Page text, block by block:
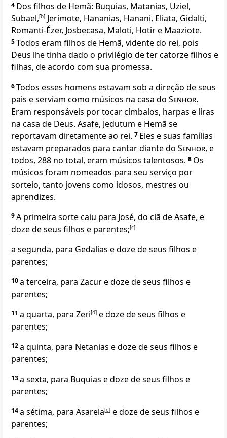
4 Dos filhos de Hemã: Buquias, Matanias, Uziel,
Subael,[b] Jerimote, Hananias, Hanani, Eliata, Gidalti,
Romanti-Ézer, Josbecasa, Maloti, Hotir e Maaziote.
5Todos eram filhos de Hemã, vidente do rei, pois
Deus lhe tinha dado o privilégio de ter catorze filhos e
filhas, de acordo com sua promessa.
6Todos esses homens estavam sob a direção de seus
pais e serviam como músicos na casa do Senhor.
Eram responsáveis por tocar címbalos, harpas e liras
na casa de Deus. Asafe, Jedutum e Hemã se
reportavam diretamente ao rei. 7 Eles e suas famílias
estavam preparados para cantar diante do Senhor, e
todos, 288 no total, eram músicos talentosos. 8 Os
músicos foram nomeados para seu serviço por
sorteio, tanto jovens como idosos, mestres ou
aprendizes.
9A primeira sorte caiu para José, do clã de Asafe, e
doze de seus filhos e parentes;[c]
a segunda, para Gedalias e doze de seus filhos e
parentes;
10a terceira, para Zacur e doze de seus filhos e
parentes;
11 a quarta, para Zeri[d] e doze de seus filhos e
parentes;
12a quinta, para Netanias e doze de seus filhos e
parentes;
13a sexta, para Buquias e doze de seus filhos e
parentes;
14a sétima, para Asarela[e] e doze de seus filhos e
parentes;